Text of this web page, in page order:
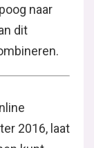
naar
dit
2016, laat